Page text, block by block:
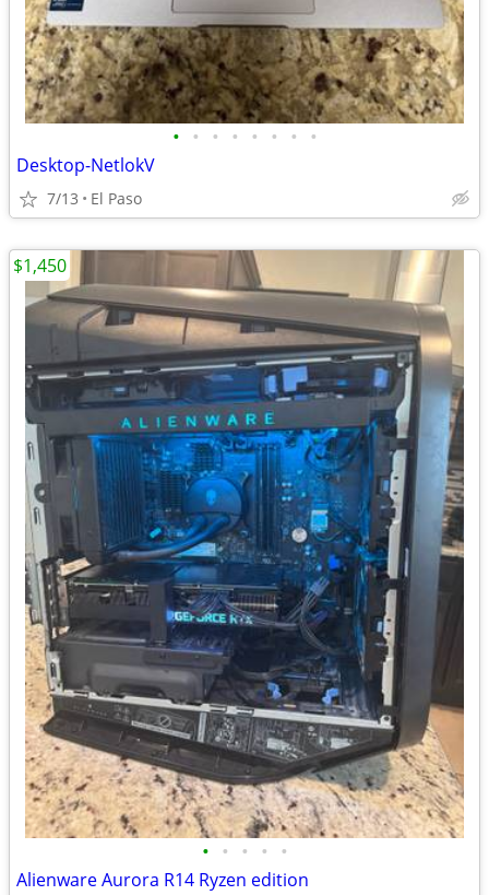
• • • • • • • •
Desktop-NetlokV
7/13 El Paso
• • • • •
Alienware Aurora R14 Ryzen edition
$1,450